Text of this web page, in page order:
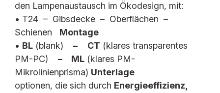
LES BL IP20
LES CT IP40
LEP CT IP40
LEP MC IP40
LPS BL IP20
LPS CT IP40
den Lampenaustausch im Ökodesign, mit:
• T24 – Gibsdecke – Oberflächen –
Schienen Montage
• BL (blank) – CT (klares transparentes
PM-PC) – ML (klares PM-
Mikrolinienprisma) Unterlage
optionen, die sich durch Energieeffizienz,